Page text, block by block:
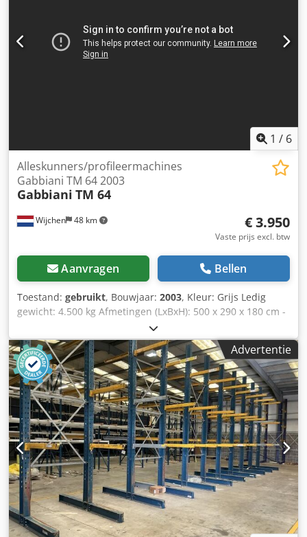
1 / 6
Wijchen 48 km
Alleskunners/profileermachines
Gabbiani TM 64 2003
Gabbiani TM 64
€ 3.950
Vaste prijs excl. btw
Aanvragen Bellen
Toestand: gebruikt, Bouwjaar: 2003, Kleur: Grijs Ledig
gewicht: 4.500 kg Afmetingen (LxBxH): 500 x 290 x 180 cm -
Bouwjaar: 2003 - Documentatie aanwezig: Nee - CE
certificaat aanwezig: Nee - Serienummer: 6574 - Max.
werkbreedte [mm]: 2800 - Transportafmetingen: 5000mm x
2900mm x 1800mm (l x b x h) - Transportgewicht [kg]:
4500kg - Transportcolli [st.]: 1 Djdpfx Ajzi U T Ishcock
Financiële informatie BTW: De getoonde prijs is exclusief
BTW BTW/marge: BTW verrekenbaar voor ondernemers
Levering en inruil altijd mogelijk van alles in de industriële
sectoren Yorick Diebels
Advertentie